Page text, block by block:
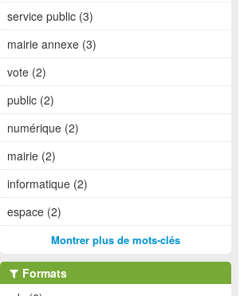
service public (3)
mairie annexe (3)
vote (2)
public (2)
numérique (2)
mairie (2)
informatique (2)
espace (2)
Montrer plus de mots-clés
Formats